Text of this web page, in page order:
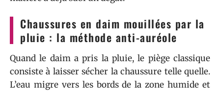
Chaussures en daim mouillées par la
pluie : la méthode anti-auréole
Quand le daim a pris la pluie, le piège classique
consiste à laisser sécher la chaussure telle quelle.
L’eau migre vers les bords de la zone humide et